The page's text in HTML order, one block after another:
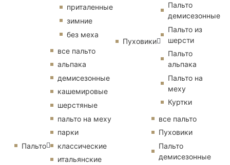
приталенные
зимние
без меха
Пальто
все пальто
альпака
демисезонные
кашемировые
шерстяные
пальто на меху
парки
классические
итальянские
Пуховики
Пальто
демисезонные
Пальто из
шерсти
Пальто
альпака
Пальто на
меху
Куртки
все пальто
Пуховики
Пальто
демисезонные